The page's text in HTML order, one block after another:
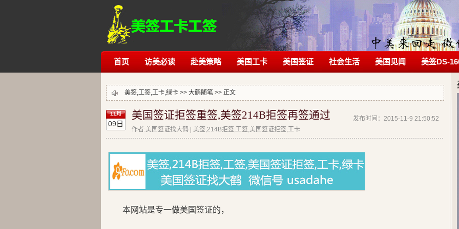
首页 访美必读 赴美策略 美国工卡 美国签证 社会生活 美国见闻 美签DS-
美签,工签,工卡,绿卡 >> 大鹤随笔 >> 正文
11月
09日
发布时间：2015-11-9 21:50:52
美国签证拒签重签,美签214B拒签再签通过
作者:美国签证找大鹤 | 美签,214B拒签,工签,美国签证拒签,工卡
本网站是专一做美国签证的，